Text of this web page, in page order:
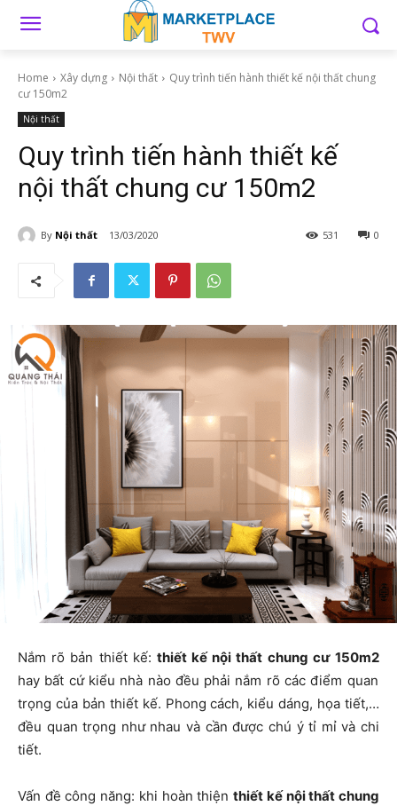
Home Xây dựng Nội thất
Quy trình tiến hành thiết kế nội thất chung
cư 150m2
Nội thất
Quy trình tiến hành thiết kế
nội thất chung cư 150m2
By Nội thất 13/03/2020 0
531
Nắm rõ bản thiết kế: thiết kế nội thất chung cư 150m2
hay bất cứ kiểu nhà nào đều phải nắm rõ các điểm quan
trọng của bản thiết kế. Phong cách, kiểu dáng, họa tiết,…
đều quan trọng như nhau và cần được chú ý tỉ mỉ và chi
tiết.
Vấn đề công năng: khi hoàn thiệnthiết kế nội thất chung